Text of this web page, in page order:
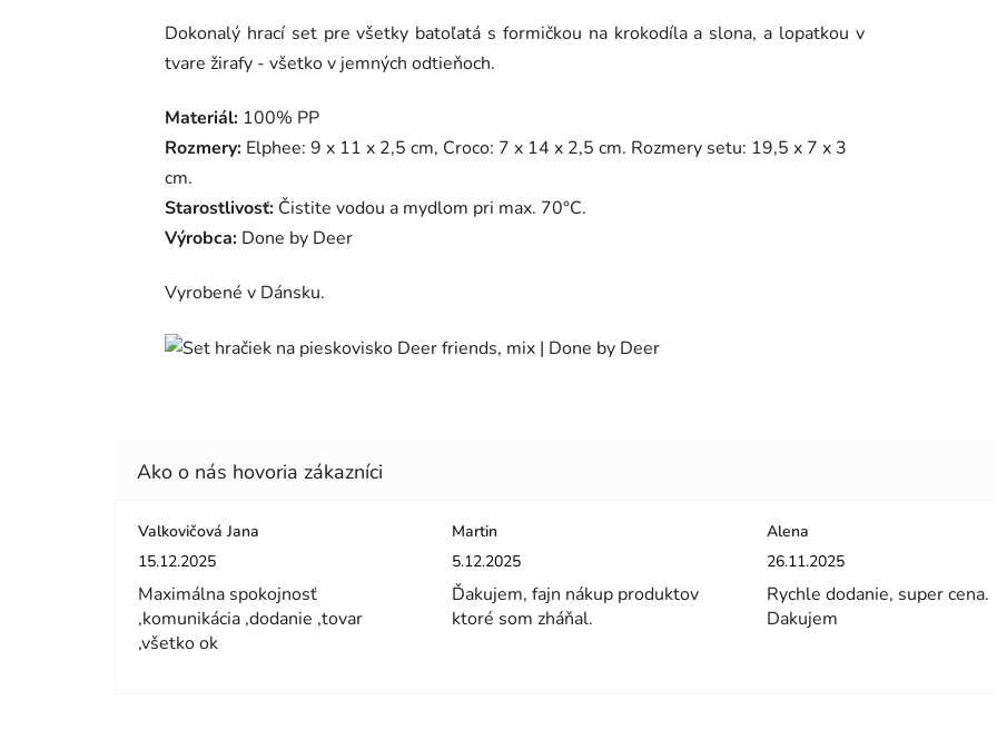
Dokonalý hrací set pre všetky batoľatá s formičkou na krokodíla a slona, a lopatkou v
tvare žirafy - všetko v jemných odtieňoch.
Materiál: 100% PP
Rozmery: Elphee: 9 x 11 x 2,5 cm, Croco: 7 x 14 x 2,5 cm. Rozmery setu: 19,5 x 7 x 3
cm.
Starostlivosť: Čistite vodou a mydlom pri max. 70°C.
Výrobca: Done by Deer
Vyrobené v Dánsku.
Valkovičová Jana
Hodnotenie obchodu je 5 z 5 hviezdičiek.
15.12.2025
Maximálna spokojnosť
,komunikácia ,dodanie ,tovar
,všetko ok
Martin
Hodnotenie obchodu je 5 z 5 hviezdičiek.
5.12.2025
Ďakujem, fajn nákup produktov
ktoré som zháňal.
Alena
Hodnotenie obchodu je 5 z 5
26.11.2025
Rychle dodanie, super cena.
Dakujem